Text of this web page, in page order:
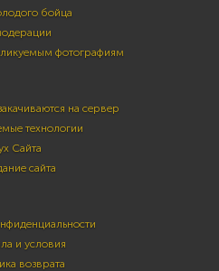
бойца
фотографиям
на сервер
технологии
Сайта
сайта
и условия
возврата